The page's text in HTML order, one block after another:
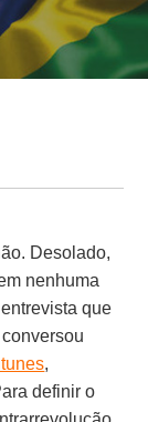
Desolado,
nenhuma
que
conversou
,
definir o